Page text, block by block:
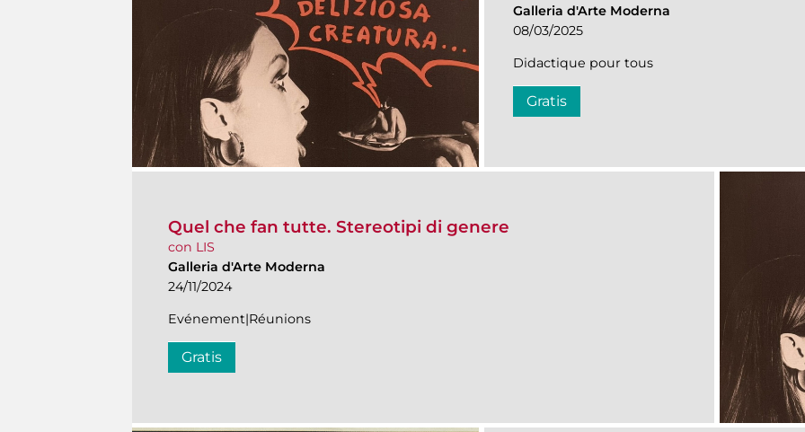
Galleria d'Arte Moderna
08/03/2025
Didactique pour tous
Gratis
Quel che fan tutte. Stereotipi di genere
con LIS
Galleria d'Arte Moderna
24/11/2024
Evénement|Réunions
Gratis